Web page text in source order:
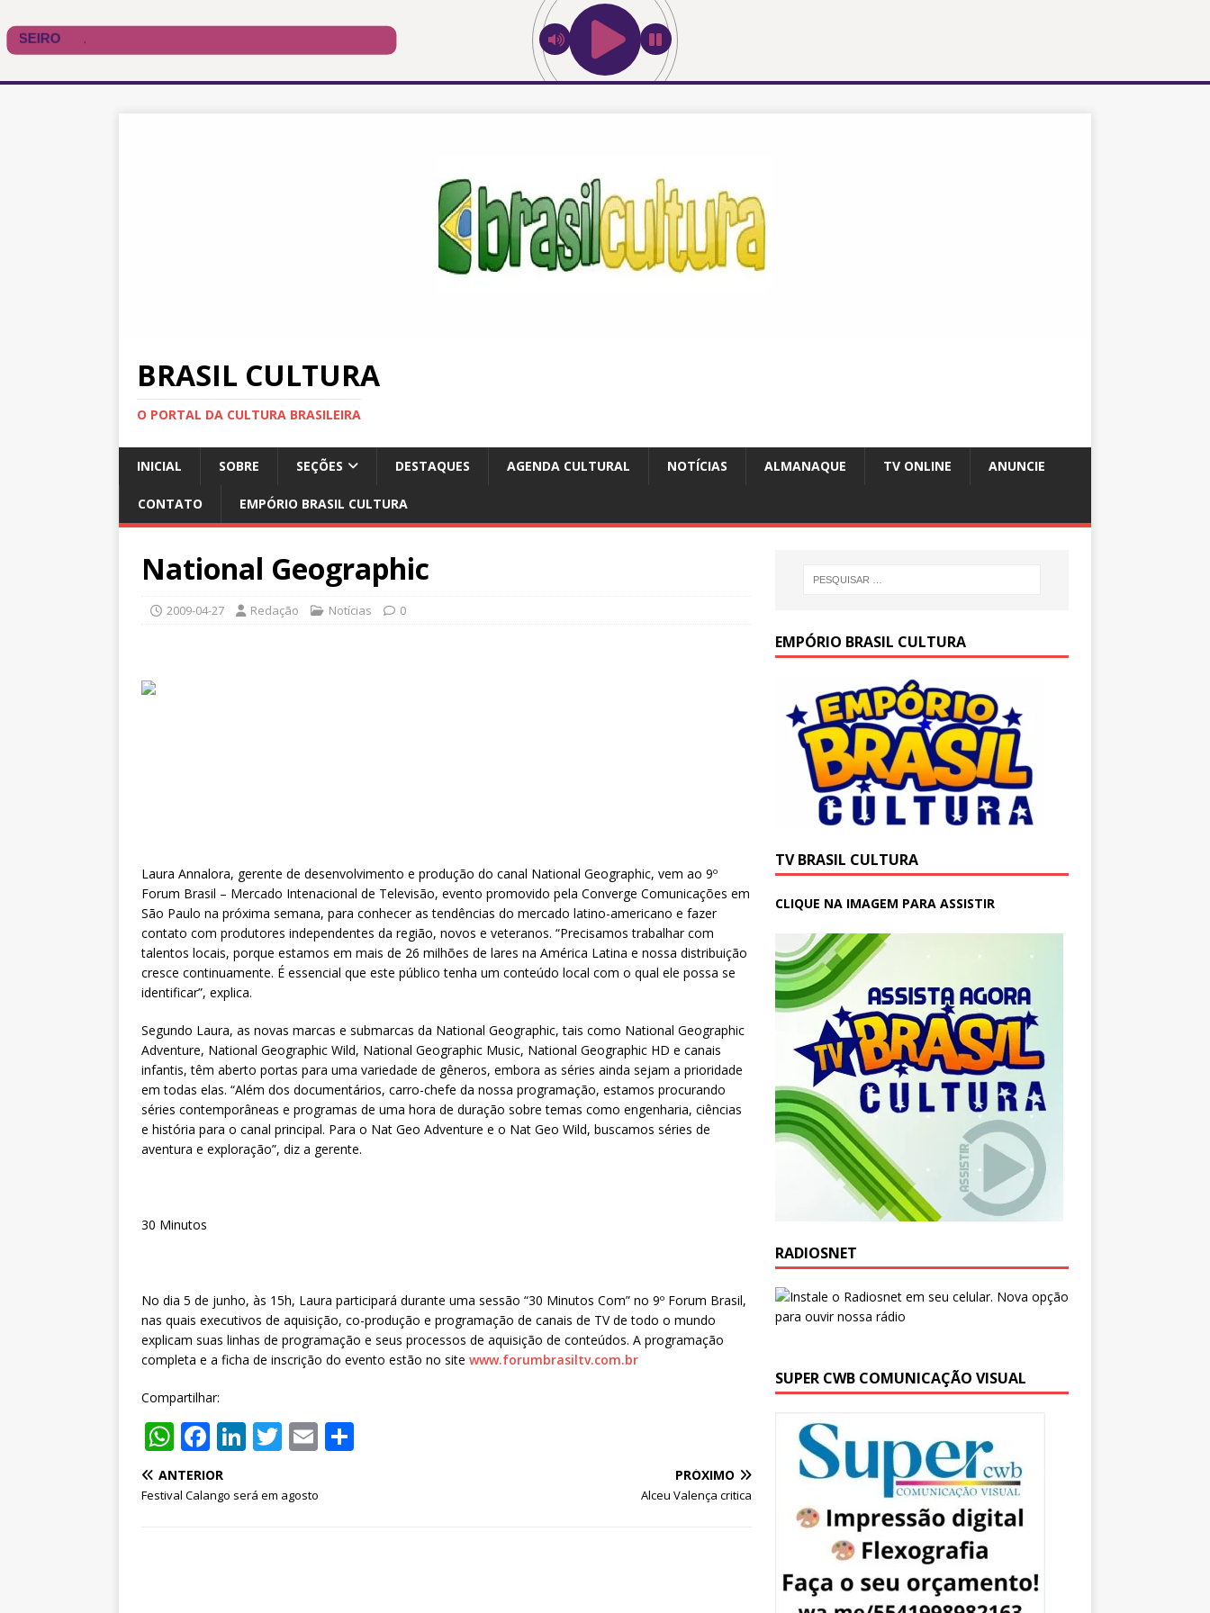
BRASIL CULTURA
O PORTAL DA CULTURA BRASILEIRA
INICIAL SOBRE SEÇÕES DESTAQUES AGENDA CULTURAL NOTÍCIAS ALMANAQUE TV ONLINE ANUNCIE
CONTATO EMPÓRIO BRASIL CULTURA
National Geographic
2009-04-27 Redação Notícias 0
Laura Annalora, gerente de desenvolvimento e produção do canal National Geographic, vem ao 9º
Forum Brasil – Mercado Intenacional de Televisão, evento promovido pela Converge Comunicações em
São Paulo na próxima semana, para conhecer as tendências do mercado latino-americano e fazer
contato com produtores independentes da região, novos e veteranos. “Precisamos trabalhar com
talentos locais, porque estamos em mais de 26 milhões de lares na América Latina e nossa distribuição
cresce continuamente. É essencial que este público tenha um conteúdo local com o qual ele possa se
identificar”, explica.
Segundo Laura, as novas marcas e submarcas da National Geographic, tais como National Geographic
Adventure, National Geographic Wild, National Geographic Music, National Geographic HD e canais
infantis, têm aberto portas para uma variedade de gêneros, embora as séries ainda sejam a prioridade
em todas elas. “Além dos documentários, carro-chefe da nossa programação, estamos procurando
séries contemporâneas e programas de uma hora de duração sobre temas como engenharia, ciências
e história para o canal principal. Para o Nat Geo Adventure e o Nat Geo Wild, buscamos séries de
aventura e exploração”, diz a gerente.
30 Minutos
No dia 5 de junho, às 15h, Laura participará durante uma sessão “30 Minutos Com” no 9º Forum Brasil,
nas quais executivos de aquisição, co-produção e programação de canais de TV de todo o mundo
explicam suas linhas de programação e seus processos de aquisição de conteúdos. A programação
completa e a ficha de inscrição do evento estão no site www.forumbrasiltv.com.br
Compartilhar:
W
h
at
F
a
c
Li
k
T
it
E
ANTERIOR
Festival Calango será em agosto
PRÓXIMO
Alceu Valença critica
EMPÓRIO BRASIL CULTURA
TV BRASIL CULTURA
CLIQUE NA IMAGEM PARA ASSISTIR
RADIOSNET
SUPER CWB COMUNICAÇÃO VISUAL